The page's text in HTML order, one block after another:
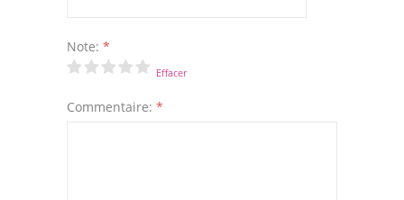
Note: *
Effacer
Commentaire: *